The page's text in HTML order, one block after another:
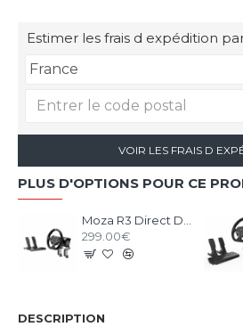
Estimer les frais d expédition
VOIR LES FRAIS D
PLUS D'OPTIONS POUR CE
299.00€
DESCRIPTION